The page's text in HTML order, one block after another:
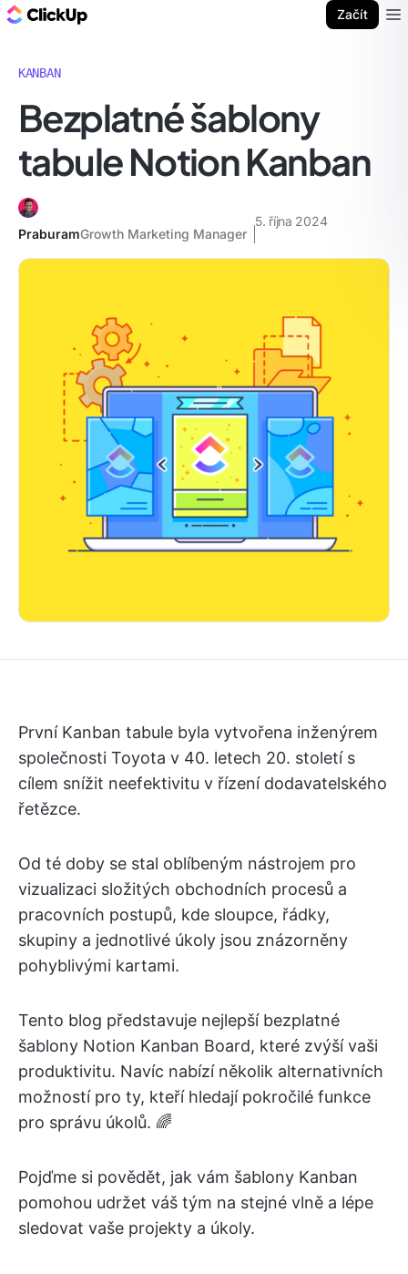
Začít
KANBAN
Bezplatné šablony
tabule Notion Kanban
PraburamGrowth Marketing Manager
5. října 2024
První Kanban tabule byla vytvořena inženýrem
společnosti Toyota v 40. letech 20. století s
cílem snížit neefektivitu v řízení dodavatelského
řetězce.
Od té doby se stal oblíbeným nástrojem pro
vizualizaci složitých obchodních procesů a
pracovních postupů, kde sloupce, řádky,
skupiny a jednotlivé úkoly jsou znázorněny
pohyblivými kartami.
Tento blog představuje nejlepší bezplatné
šablony Notion Kanban Board, které zvýší vaši
produktivitu. Navíc nabízí několik alternativních
možností pro ty, kteří hledají pokročilé funkce
pro správu úkolů. 🌈
Pojďme si povědět, jak vám šablony Kanban
pomohou udržet váš tým na stejné vlně a lépe
sledovat vaše projekty a úkoly.